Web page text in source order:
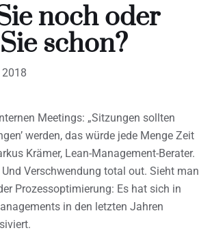
noch oder
schon?
Meetings: „Sitzungen sollten
werden, das würde jede Menge Zeit
Krämer, Lean-Management-Berater.
Verschwendung total out. Sieht man
Prozessoptimierung: Es hat sich in
in den letzten Jahren